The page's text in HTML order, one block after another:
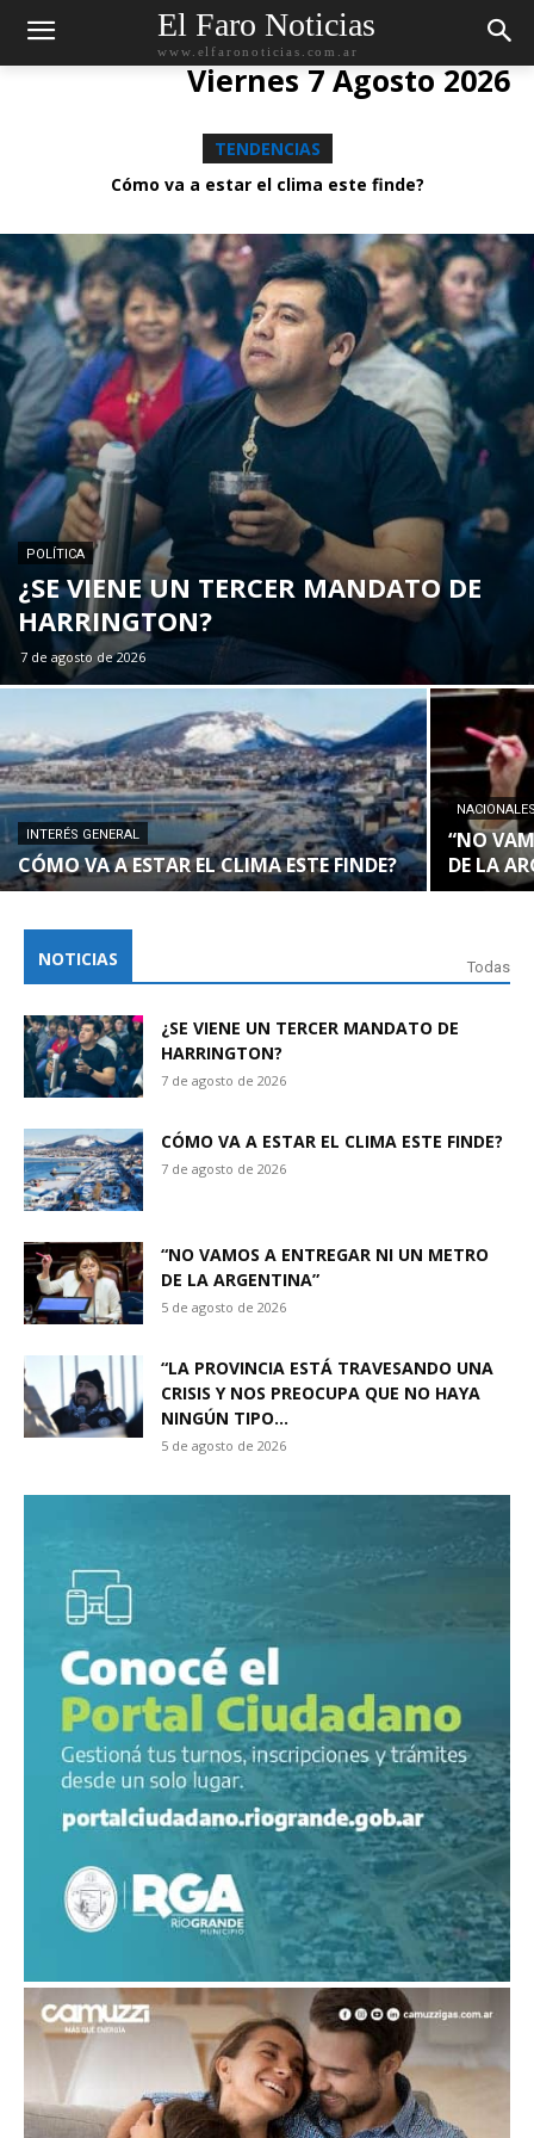
El Faro Noticias
www.elfaronoticias.com.ar
Viernes 7 Agosto 2026
TENDENCIAS
Cómo va a estar el clima este finde?
POLÍTICA
¿SE VIENE UN TERCER MANDATO DE
HARRINGTON?
7 de agosto de 2026
INTERÉS GENERAL
CÓMO VA A ESTAR EL CLIMA ESTE FINDE?
“NO
DE LA
NOTICIAS Todas
¿SE VIENE UN TERCER MANDATO DE
HARRINGTON?
7 de agosto de 2026
CÓMO VA A ESTAR EL CLIMA ESTE FINDE?
7 de agosto de 2026
“NO VAMOS A ENTREGAR NI UN METRO
DE LA ARGENTINA”
5 de agosto de 2026
“LA PROVINCIA ESTÁ TRAVESANDO UNA
CRISIS Y NOS PREOCUPA QUE NO HAYA
NINGÚN TIPO...
5 de agosto de 2026